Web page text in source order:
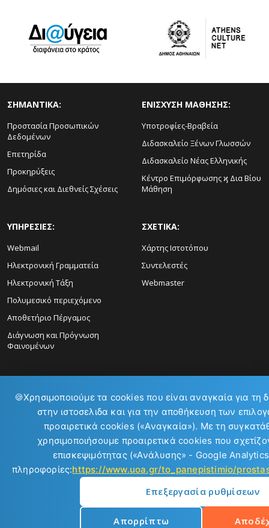
ΣΗΜΑΝΤΙΚΑ:
Προστασία Προσωπικών
Δεδομένων
Επετηρίδα
Προκηρύξεις
Δημόσιες και Διεθνείς Σχέσεις
ΕΝΙΣΧΥΣΗ ΜΑΘΗΣΗΣ:
Υποτροφίες-Βραβεία
Διδασκαλείο Ξένων Γλωσσών
Διδασκαλείο Νέας Ελληνικής
Κέντρο Επιμόρφωσης ϗ Δια Βίου
Μάθηση
ΥΠΗΡΕΣΙΕΣ:
Webmail
Ηλεκτρονική Γραμματεία
Ηλεκτρονική Τάξη
Πολυμεσικό περιεχόμενο
Αποθετήριο Πέργαμος
Διάγνωση και Πρόγνωση
Φαινομένων
ΣΧΕΤΙΚΑ:
Χάρτης Ιστοτόπου
Συντελεστές
Webmaster
ΕΠΙΚΟΙΝΩΝΙΑ:
Copyright © 2026
Εθνικό και Καποδιστριακό Πανεπιστήμιο Αθηνών
🍪Χρησιμοποιούμε τα cookies που είναι αναγκαία για τη
στην ιστοσελιδα και για την αποθήκευση των
προαιρετικά cookies («Αναγκαία»). Με τη
χρησιμοποιήσουμε προαιρετικά cookies που
επισκεψιμότητας («Ανάλυσης» - Google
πληροφορίες:https://www.uoa.gr/to_panepistimio/
Επεξεργασία ρυθμίσεων
Απορρίπτω